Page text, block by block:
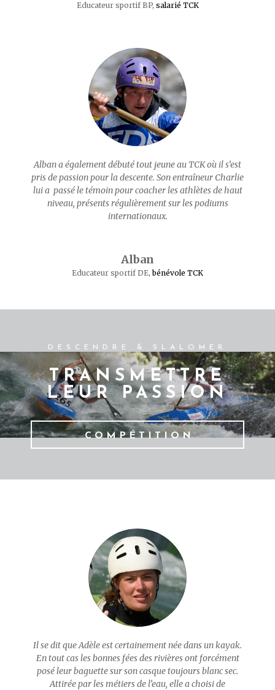
Educateur sportif BP, salarié TCK
Alban a également débuté tout jeune au TCK où il s’est
pris de passion pour la descente. Son entraîneur Charlie
lui a passé le témoin pour coacher les athlètes de haut
niveau, présents régulièrement sur les podiums
internationaux.
Alban
Educateur sportif DE, bénévole TCK
DESCENDRE & SLALOMER
TRANSMETTRE
LEUR PASSION
COMPÉTITION
Il se dit que Adèle est certainement née dans un kayak.
En tout cas les bonnes fées des rivières ont forcément
posé leur baguette sur son casque toujours blanc sec.
Attirée par les métiers de l’eau, elle a choisi de